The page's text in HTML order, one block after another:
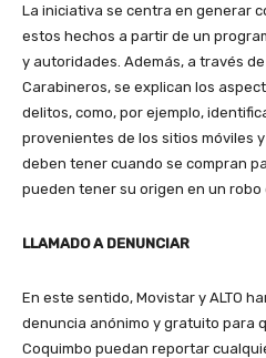
La iniciativa se centra en generar
estos hechos a partir de un
y autoridades. Además, a través
Carabineros, se explican los
delitos, como, por ejemplo,
provenientes de los sitios móviles
deben tener cuando se compran
pueden tener su origen en un robo
LLAMADO A DENUNCIAR
En este sentido, Movistar y ALTO
denuncia anónimo y gratuito para
Coquimbo puedan reportar